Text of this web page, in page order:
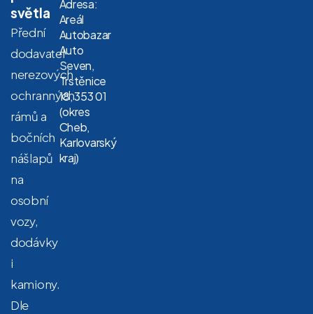
světla
Přední
dodavatel
nerezových
ochranných
rámů a
bočních
nášlapů
na
osobní
vozy,
dodávky
i
kamiony.
Dle
Adresa:
Areál
Autobazar
Auto
Seven,
Trstěnice
18, 353 01
(okres
Cheb,
Karlovarský
kraj)